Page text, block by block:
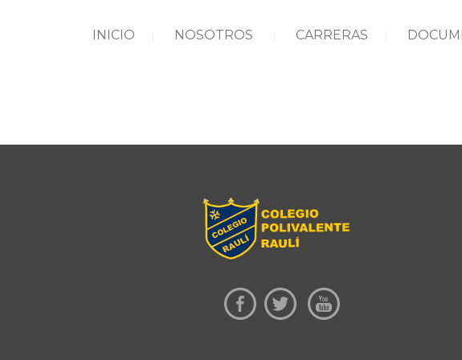
INICIO NOSOTROS CARRERAS